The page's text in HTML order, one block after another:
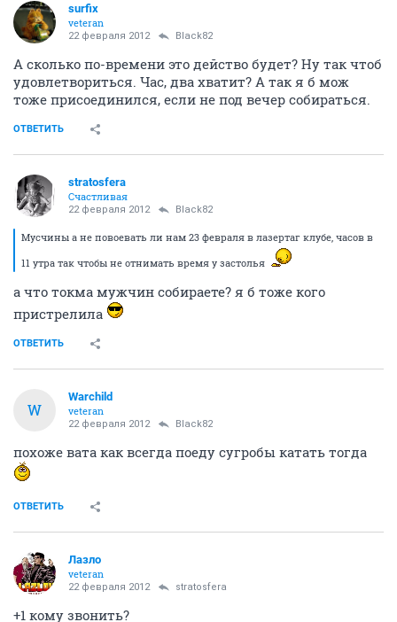
surfix
veteran
22 февраля 2012 Black82
А сколько по-времени это действо будет? Ну так чтоб
удовлетвориться. Час, два хватит? А так я б мож
тоже присоединился, если не под вечер собираться.
ОТВЕТИТЬ
stratosfera
Счастливая
22 февраля 2012 Black82
Мусчины а не повоевать ли нам 23 февраля в лазертаг клубе, часов в
11 утра так чтобы не отнимать время у застолья
а что токма мужчин собираете? я б тоже кого
пристрелила
ОТВЕТИТЬ
W
Warchild
veteran
22 февраля 2012 Black82
похоже вата как всегда поеду сугробы катать тогда
ОТВЕТИТЬ
Лазло
veteran
22 февраля 2012 stratosfera
+1 кому звонить?